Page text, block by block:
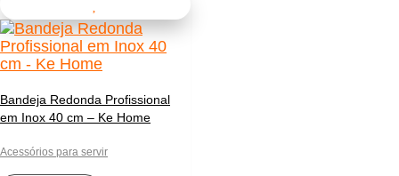
Bandeja Redonda Profissional
em Inox 40 cm – Ke Home
Acessórios para servir